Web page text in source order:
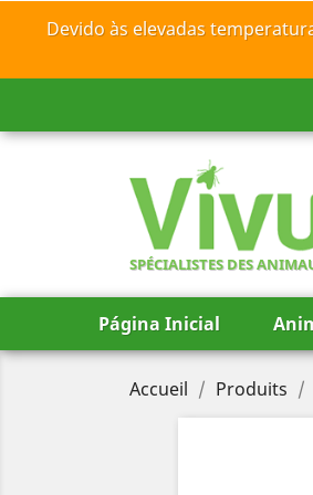
Devido às elevadas
SPÉCIALISTES DES
Página Inicial
Accueil Produits